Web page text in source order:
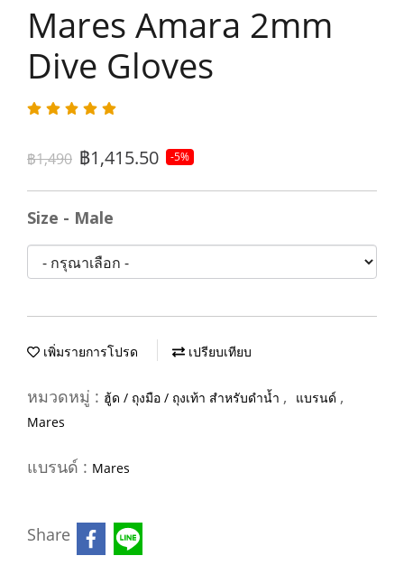
Mares Amara 2mm
Dive Gloves
฿1,490 ฿1,415.50 -5%
Size - Male
เพิ่มรายการโปรด เปรียบเทียบ
หมวดหมู่ : ฮู้ด / ถุงมือ / ถุงเท้า สำหรับดำน้ำ , แบรนด์ ,
Mares
แบรนด์ : Mares
Share